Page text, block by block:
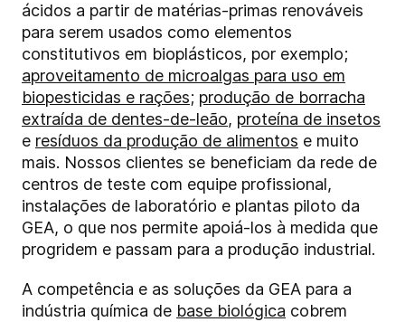
ácidos a partir de matérias-primas renováveis
para serem usados como elementos
constitutivos em bioplásticos, por exemplo;
aproveitamento de microalgas para uso em
biopesticidas e rações; produção de borracha
extraída de dentes-de-leão, proteína de insetos
e resíduos da produção de alimentos e muito
mais. Nossos clientes se beneficiam da rede de
centros de teste com equipe profissional,
instalações de laboratório e plantas piloto da
GEA, o que nos permite apoiá-los à medida que
progridem e passam para a produção industrial.
A competência e as soluções da GEA para a
indústria química de base biológica cobrem